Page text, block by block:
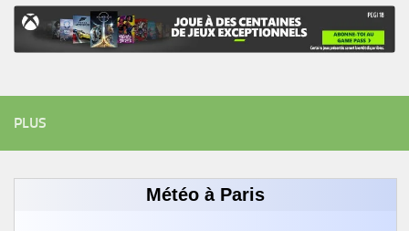
PLUS
Météo à Paris